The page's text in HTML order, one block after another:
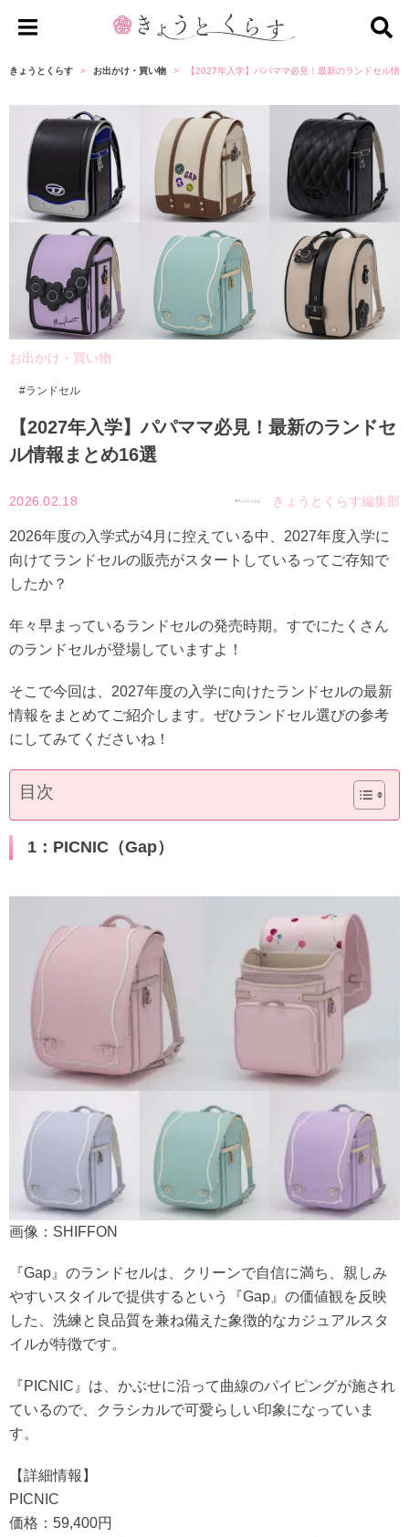
ょ
く
ら
す
きょうとくらす お出かけ・買い物 【2027年入学】パパママ必見！最新のランドセル情
お出かけ・買い物
ランドセル
【2027年入学】パパママ必見！最新のランドセ
ル情報まとめ16選
2026.02.18 きょうとくらす編集部
2026年度の入学式が4月に控えている中、2027年度入学に
向けてランドセルの販売がスタートしているってご存知で
したか？
年々早まっているランドセルの発売時期。すでにたくさん
のランドセルが登場していますよ！
そこで今回は、2027年度の入学に向けたランドセルの最新
情報をまとめてご紹介します。ぜひランドセル選びの参考
にしてみてくださいね！
目次
1：PICNIC（Gap）
画像：SHIFFON
『Gap』のランドセルは、クリーンで自信に満ち、親しみ
やすいスタイルで提供するという『Gap』の価値観を反映
した、洗練と良品質を兼ね備えた象徴的なカジュアルスタ
イルが特徴です。
『PICNIC』は、かぶせに沿って曲線のパイピングが施され
ているので、クラシカルで可愛らしい印象になっていま
す。
【詳細情報】
PICNIC
価格：59,400円